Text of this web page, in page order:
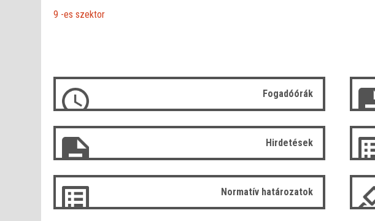
9 -es szektor
Fogadóórák
Hirdetések
Normatív határozatok